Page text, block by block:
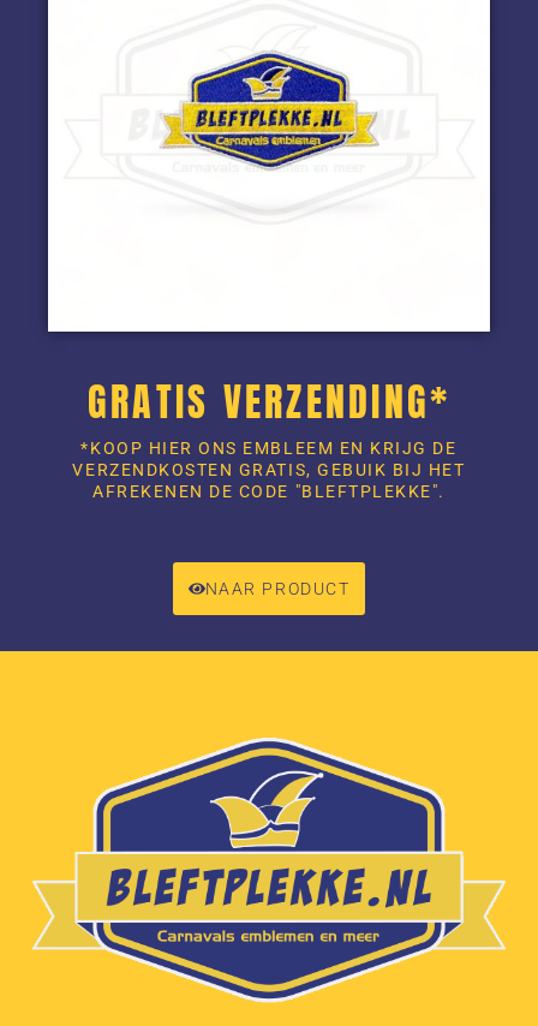
GRATIS VERZENDING*
*KOOP HIER ONS EMBLEEM EN KRIJG DE
VERZENDKOSTEN GRATIS, GEBUIK BIJ HET
AFREKENEN DE CODE "BLEFTPLEKKE".
NAAR PRODUCT